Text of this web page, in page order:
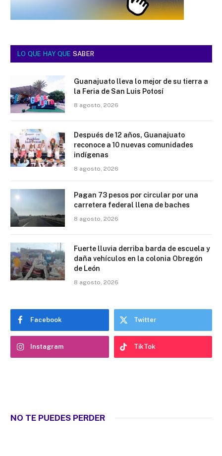
LO QUE HAY QUE SABER
Guanajuato lleva lo mejor de su tierra a
la Feria de San Luis Potosí
8 agosto, 2026
Después de 12 años, Guanajuato
reconoce a 10 nuevas comunidades
indígenas
8 agosto, 2026
Pagan 73 pesos por circular por una
carretera federal llena de baches
8 agosto, 2026
Fuerte lluvia derriba barda de escuela y
daña vehículos en la colonia Obregón
de León
8 agosto, 2026
Facebook Twitter
Instagram TikTok
NO TE PUEDES PERDER